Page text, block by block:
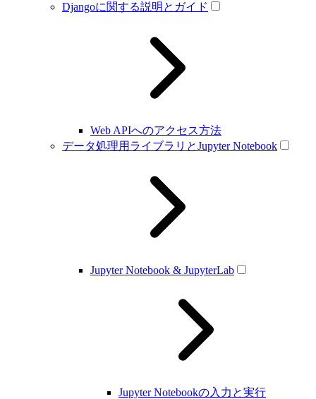
Djangoに関する説明とガイド
Web APIへのアクセス方法
データ処理用ライブラリとJupyter Notebook
Jupyter Notebook & JupyterLab
Jupyter Notebookの入力と実行